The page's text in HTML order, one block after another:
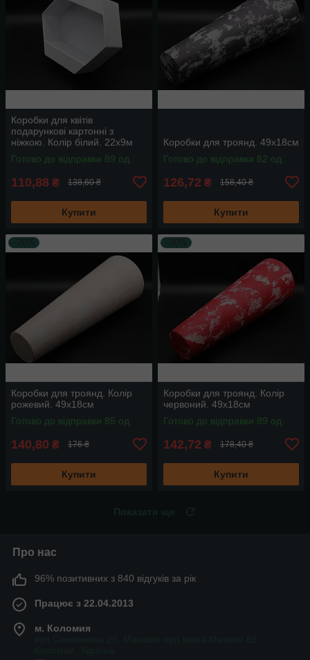
Коробки для квітів
подарункові картонні з
ніжкою. Колір білий. 22х9м
Готово до відправки 89 од.
110,88 ₴ 138,60 ₴
Купити
Коробки для троянд. 49х18см
Готово до відправки 82 од.
126,72 ₴ 158,40 ₴
Купити
Коробки для троянд. Колір
рожевий. 49х18см
Готово до відправки 85 од.
140,80 ₴ 176 ₴
Купити
Коробки для троянд. Колір
червоний. 49х18см
Готово до відправки 89 од.
142,72 ₴ 178,40 ₴
Купити
Про нас
96% позитивних з 840 відгуків за рік
Працює з 22.04.2013
м. Коломия